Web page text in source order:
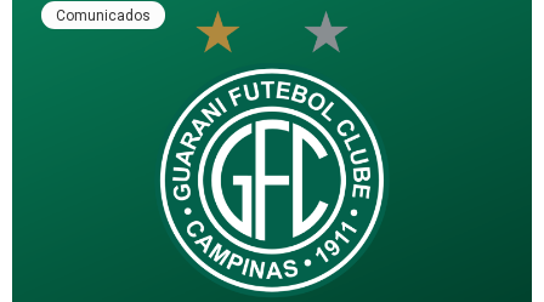
Comunicados